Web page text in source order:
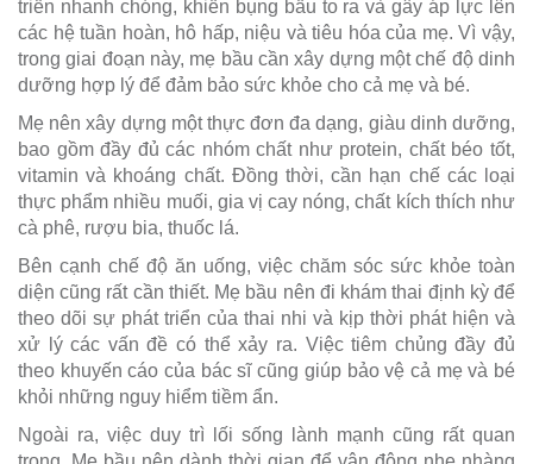
triển nhanh chóng, khiến bụng bầu to ra và gây áp lực lên
các hệ tuần hoàn, hô hấp, niệu và tiêu hóa của mẹ. Vì vậy,
trong giai đoạn này, mẹ bầu cần xây dựng một chế độ dinh
dưỡng hợp lý để đảm bảo sức khỏe cho cả mẹ và bé.
Mẹ nên xây dựng một thực đơn đa dạng, giàu dinh dưỡng,
bao gồm đầy đủ các nhóm chất như protein, chất béo tốt,
vitamin và khoáng chất. Đồng thời, cần hạn chế các loại
thực phẩm nhiều muối, gia vị cay nóng, chất kích thích như
cà phê, rượu bia, thuốc lá.
Bên cạnh chế độ ăn uống, việc chăm sóc sức khỏe toàn
diện cũng rất cần thiết. Mẹ bầu nên đi khám thai định kỳ để
theo dõi sự phát triển của thai nhi và kịp thời phát hiện và
xử lý các vấn đề có thể xảy ra. Việc tiêm chủng đầy đủ
theo khuyến cáo của bác sĩ cũng giúp bảo vệ cả mẹ và bé
khỏi những nguy hiểm tiềm ẩn.
Ngoài ra, việc duy trì lối sống lành mạnh cũng rất quan